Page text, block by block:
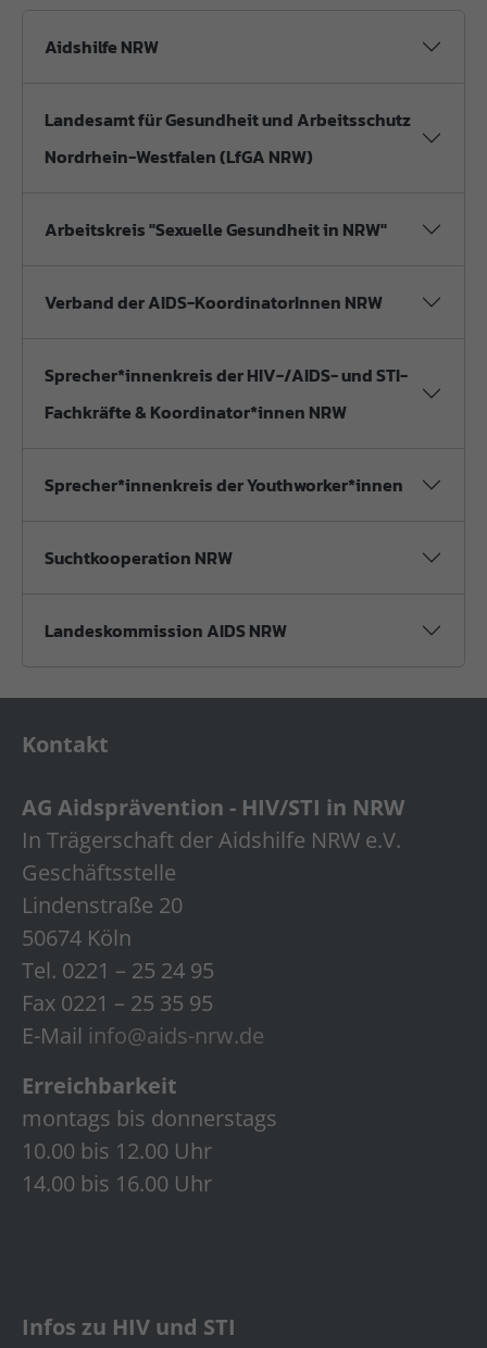
Aidshilfe NRW
Landesamt für Gesundheit und Arbeitsschutz
Nordrhein-Westfalen (LfGA NRW)
Arbeitskreis "Sexuelle Gesundheit in NRW"
Verband der AIDS-KoordinatorInnen NRW
Sprecher*innenkreis der HIV-/AIDS- und STI-
Fachkräfte & Koordinator*innen NRW
Sprecher*innenkreis der Youthworker*innen
Suchtkooperation NRW
Landeskommission AIDS NRW
Kontakt
AG Aidsprävention - HIV/STI in NRW
In Trägerschaft der Aidshilfe NRW e.V.
Geschäftsstelle
Lindenstraße 20
50674 Köln
Tel. 0221 – 25 24 95
Fax 0221 – 25 35 95
E-Mail info@aids-nrw.de
Erreichbarkeit
montags bis donnerstags
10.00 bis 12.00 Uhr
14.00 bis 16.00 Uhr
Infos zu HIV und STI